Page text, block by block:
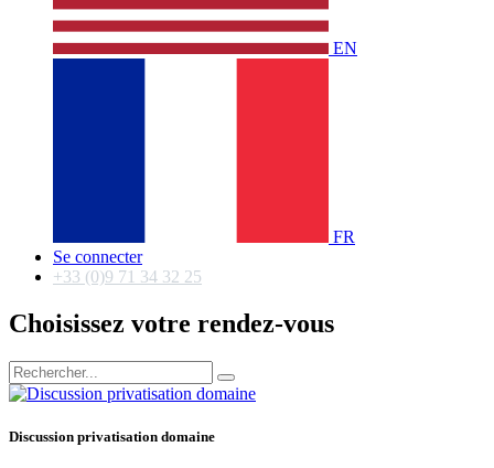
EN
FR
Se connecter
+33 (0)9 71 34 32 25
Choisissez votre rendez-vous
Discussion privatisation domaine